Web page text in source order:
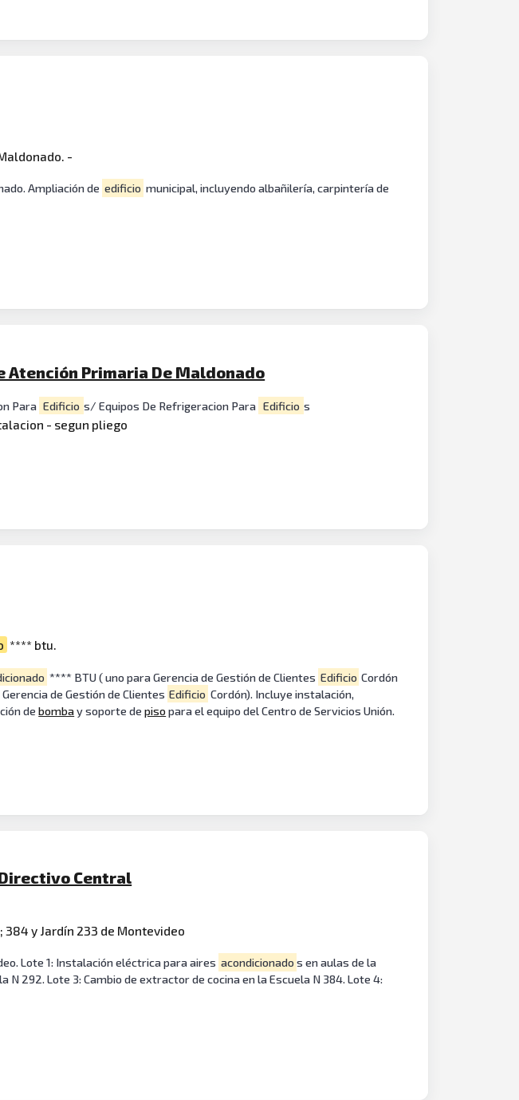
-
Ampliación de edificio municipal, incluyendo albañilería, carpintería de
Atención Primaria De Maldonado
Para Edificio s/ Equipos De Refrigeracion Para Edificio s
- segun pliego
**** btu.
**** BTU ( uno para Gerencia de Gestión de Clientes Edificio Cordón
de Gestión de Clientes Edificio Cordón). Incluye instalación,
debombay soporte depisopara el equipo del Centro de Servicios Unión.
Central
384 y Jardín 233 de Montevideo
Lote 1: Instalación eléctrica para aires acondicionado s en aulas de la
292. Lote 3: Cambio de extractor de cocina en la Escuela N 384. Lote 4: